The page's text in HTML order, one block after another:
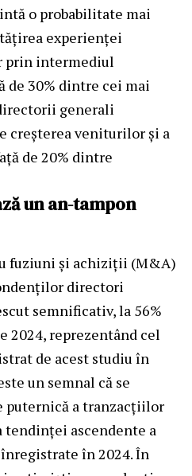
o probabilitate mai
experienței
prin intermediul
de 30% dintre cei mai
generali
creșterea veniturilor și a
de 20% dintre
un an-tampon
fuziuni și achiziții (M&A)
directori
semnificativ, la 56%
2024, reprezentând cel
de acest studiu în
un semnal că se
puternică a tranzacțiilor
ascendente a
în 2024. În